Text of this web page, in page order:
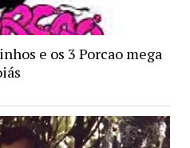
e os 3 Porcao mega